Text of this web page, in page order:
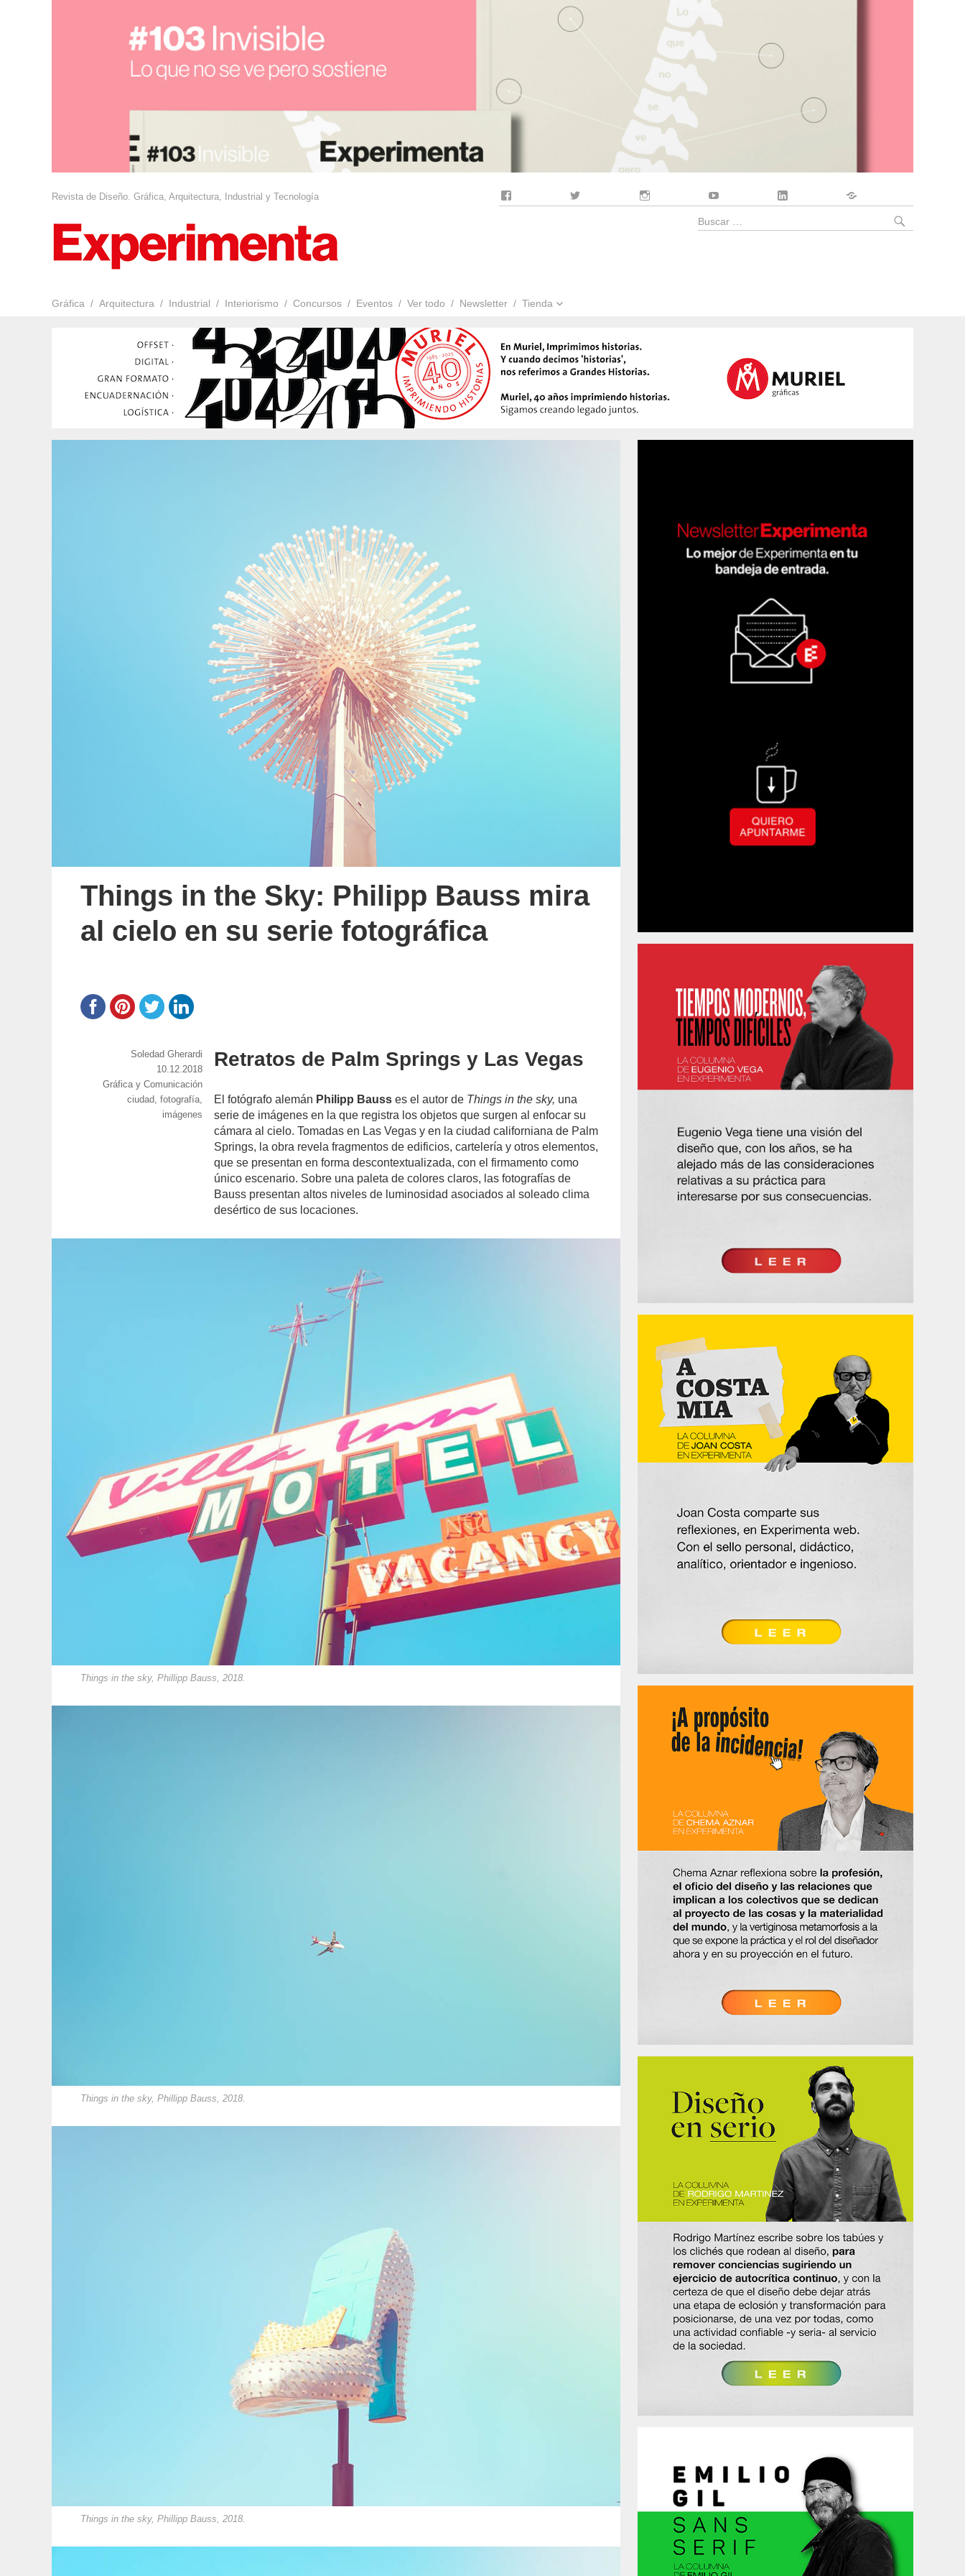
Revista de Diseño. Gráfica, Arquitectura, Industrial y Tecnología
Gráfica Arquitectura Industrial Interiorismo Concursos Eventos Ver todo Newsletter Tienda
Buscar
Things in the Sky: Philipp Bauss mira
al cielo en su serie fotográfica
Retratos de Palm Springs y Las Vegas
El fotógrafo alemán Philipp Bauss es el autor de Things in the sky, una
serie de imágenes en la que registra los objetos que surgen al enfocar su
cámara al cielo. Tomadas en Las Vegas y en la ciudad californiana de Palm
Springs, la obra revela fragmentos de edificios, cartelería y otros elementos,
que se presentan en forma descontextualizada, con el firmamento como
único escenario. Sobre una paleta de colores claros, las fotografías de
Bauss presentan altos niveles de luminosidad asociados al soleado clima
desértico de sus locaciones.
Things in the sky, Phillipp Bauss, 2018.
Things in the sky, Phillipp Bauss, 2018.
Things in the sky, Phillipp Bauss, 2018.
https://www.experimenta.es/author/soledad-
gherardi/
Soledad Gherardi
Publicado
el
10.12.2018
Categorías
Gráfica y Comunicación
Etiquetas
ciudad,fotografía,
imágenes